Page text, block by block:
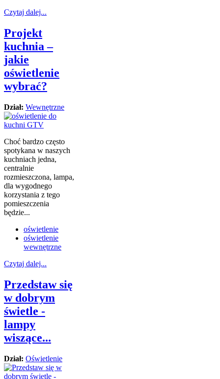
Czytaj dalej...
Projekt
kuchnia –
jakie
oświetlenie
wybrać?
Dział: Wewnętrzne
Choć bardzo często
spotykana w naszych
kuchniach jedna,
centralnie
rozmieszczona, lampa,
dla wygodnego
korzystania z tego
pomieszczenia
będzie...
oświetlenie
oświetlenie
wewnętrzne
Czytaj dalej...
Przedstaw się
w dobrym
świetle -
lampy
wiszące...
Dział: Oświetlenie